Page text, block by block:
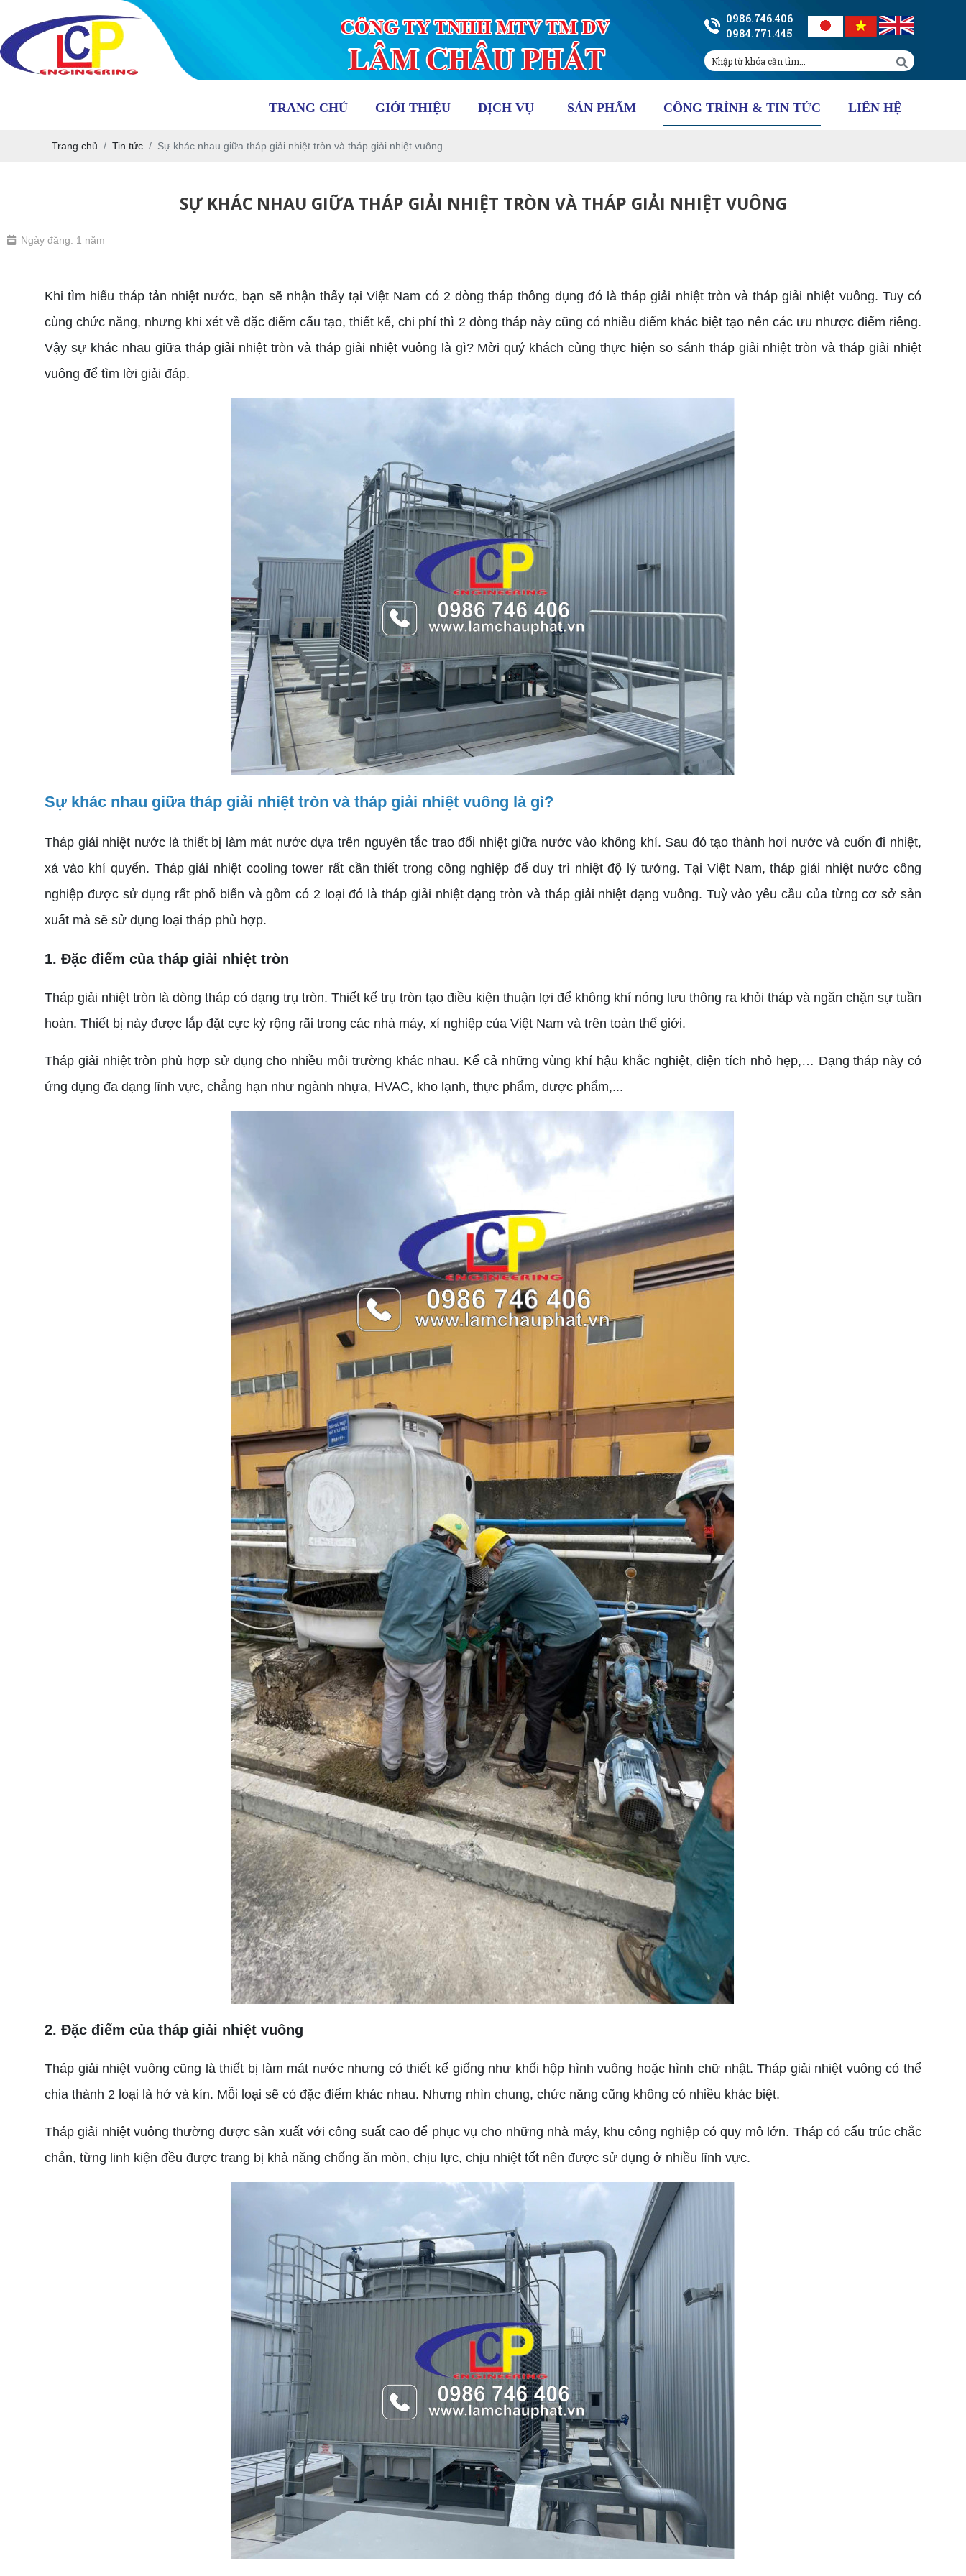
0986.746.406
0984.771.445
TRANG CHỦ GIỚI THIỆU DỊCH VỤ SẢN PHẨM CÔNG TRÌNH & TIN TỨC LIÊN HỆ
Trang chủ Tin tức Sự khác nhau giữa tháp giải nhiệt tròn và tháp giải nhiệt vuông
SỰ KHÁC NHAU GIỮA THÁP GIẢI NHIỆT TRÒN VÀ THÁP GIẢI NHIỆT VUÔNG
Ngày đăng: 1 năm
Khi tìm hiểu tháp tản nhiệt nước, bạn sẽ nhận thấy tại Việt Nam có 2 dòng tháp thông dụng đó là tháp giải nhiệt tròn và tháp giải nhiệt vuông. Tuy có
cùng chức năng, nhưng khi xét về đặc điểm cấu tạo, thiết kế, chi phí thì 2 dòng tháp này cũng có nhiều điểm khác biệt tạo nên các ưu nhược điểm riêng.
Vậy sự khác nhau giữa tháp giải nhiệt tròn và tháp giải nhiệt vuông là gì? Mời quý khách cùng thực hiện so sánh tháp giải nhiệt tròn và tháp giải nhiệt
vuông để tìm lời giải đáp.
Sự khác nhau giữa tháp giải nhiệt tròn và tháp giải nhiệt vuông là gì?
Tháp giải nhiệt nước là thiết bị làm mát nước dựa trên nguyên tắc trao đổi nhiệt giữa nước vào không khí. Sau đó tạo thành hơi nước và cuốn đi nhiệt,
xả vào khí quyển. Tháp giải nhiệt cooling tower rất cần thiết trong công nghiệp để duy trì nhiệt độ lý tưởng. Tại Việt Nam, tháp giải nhiệt nước công
nghiệp được sử dụng rất phổ biến và gồm có 2 loại đó là tháp giải nhiệt dạng tròn và tháp giải nhiệt dạng vuông. Tuỳ vào yêu cầu của từng cơ sở sản
xuất mà sẽ sử dụng loại tháp phù hợp.
1. Đặc điểm của tháp giải nhiệt tròn
Tháp giải nhiệt tròn là dòng tháp có dạng trụ tròn. Thiết kế trụ tròn tạo điều kiện thuận lợi để không khí nóng lưu thông ra khỏi tháp và ngăn chặn sự tuần
hoàn. Thiết bị này được lắp đặt cực kỳ rộng rãi trong các nhà máy, xí nghiệp của Việt Nam và trên toàn thế giới.
Tháp giải nhiệt tròn phù hợp sử dụng cho nhiều môi trường khác nhau. Kể cả những vùng khí hậu khắc nghiệt, diện tích nhỏ hẹp,… Dạng tháp này có
ứng dụng đa dạng lĩnh vực, chẳng hạn như ngành nhựa, HVAC, kho lạnh, thực phẩm, dược phẩm,...
2. Đặc điểm của tháp giải nhiệt vuông
Tháp giải nhiệt vuông cũng là thiết bị làm mát nước nhưng có thiết kế giống như khối hộp hình vuông hoặc hình chữ nhật. Tháp giải nhiệt vuông có thể
chia thành 2 loại là hở và kín. Mỗi loại sẽ có đặc điểm khác nhau. Nhưng nhìn chung, chức năng cũng không có nhiều khác biệt.
Tháp giải nhiệt vuông thường được sản xuất với công suất cao để phục vụ cho những nhà máy, khu công nghiệp có quy mô lớn. Tháp có cấu trúc chắc
chắn, từng linh kiện đều được trang bị khả năng chống ăn mòn, chịu lực, chịu nhiệt tốt nên được sử dụng ở nhiều lĩnh vực.